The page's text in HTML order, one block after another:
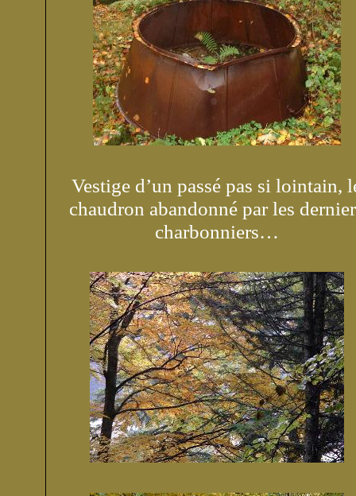
Vestige d’un passé pas si lointain,
chaudron abandonné par les
charbonniers…